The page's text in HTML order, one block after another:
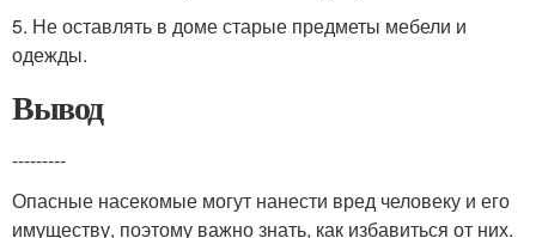
5. Не оставлять в доме старые предметы мебели и
одежды.
Вывод
---------
Опасные насекомые могут нанести вред человеку и его
имуществу, поэтому важно знать, как избавиться от них.